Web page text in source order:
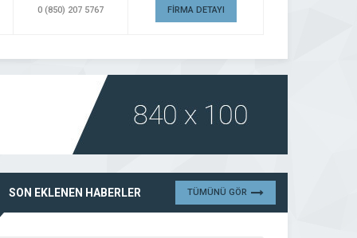
0 (850) 207 5767 FİRMA DETAYI
SON EKLENEN HABERLER TÜMÜNÜ GÖR